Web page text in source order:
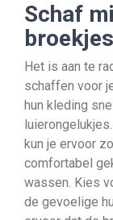
Schaf
Het is aan te
schaffen voor
hun kleding
kun je ervoor
comfortabel
wassen. Kies
de gevoelige